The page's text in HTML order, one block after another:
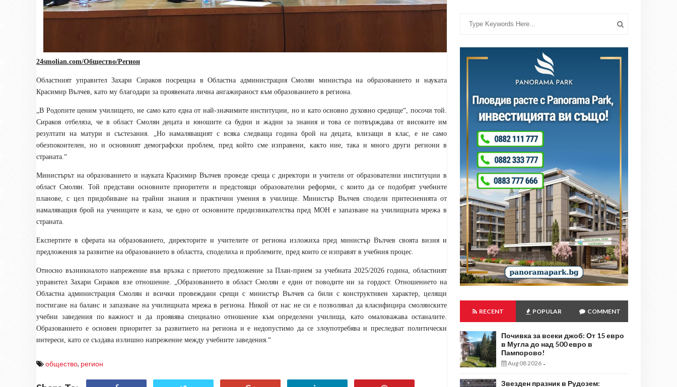
24smolian.com/Общество/Регион
Областният управител Захари Сираков посрещна в Областна администрация Смолян министъра на образованието и науката
Красимир Вълчев, като му благодари за проявената лична ангажираност към образованието в региона.
„В Родопите ценим училището, не само като една от най-значимите институции, но и като основно духовно средище“, посочи той.
Сираков отбеляза, че в област Смолян децата и юношите са будни и жадни за знания и това се потвърждава от високите им
резултати на матури и състезания. „Но намаляващият с всяка следваща година брой на децата, влизащи в клас, е не само
обезпокоителен, но и основният демографски проблем, пред който сме изправени, както ние, така и много други региони в
страната.“
Министърът на образованието и науката Красимир Вълчев проведе среща с директори и учители от образователни институции в
област Смолян. Той представи основните приоритети и предстоящи образователни реформи, с които да се подобрят учебните
планове, с цел придобиване на трайни знания и практични умения в училище. Министър Вълчев сподели притесненията от
намаляващия брой на учениците и каза, че едно от основните предизвикателства пред МОН е запазване на училищната мрежа в
страната.
Експертите в сферата на образованието, директорите и учителите от региона изложиха пред министър Вълчев своята визия и
предложения за развитие на образованието в областта, споделиха и проблемите, пред които се изправят в учебния процес.
Относно възникналото напрежение във връзка с приетото предложение за План-прием за учебната 2025/2026 година, областният
управител Захари Сираков взе отношение. „Образованието в област Смолян е един от поводите ни за гордост. Отношението на
Областна администрация Смолян и всички провеждани срещи с министър Вълчев са били с конструктивен характер, целящи
постигане на баланс и запазване на училищната мрежа в региона. Никой от нас не си е позволявал да класифицира смолянските
учебни заведения по важност и да проявява специално отношение към определени училища, като омаловажава останалите.
Образованието е основен приоритет за развитието на региона и е недопустимо да се злоупотребява и преследват политически
интереси, като се създава излишно напрежение между учебните заведения.“
общество, регион
RECENT POPULAR COMMENT
Почивка за всеки джоб: От 15 евро
в Мугла до над 500 евро в
Пампорово!
Aug 08 2026 -
Звезден празник в Рудозем: